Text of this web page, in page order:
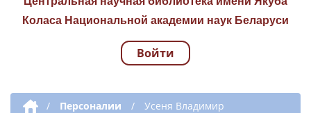
Коласа Национальной академии наук Беларуси
Навигация по
Войти
Дополнительная навигация
/ Персоналии /
Усеня Владимир